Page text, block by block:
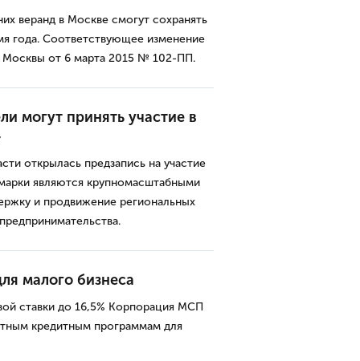
веранд в Москве смогут сохранять
года. Соответствующее изменение
Москвы от 6 марта 2015 № 102-ПП.
могут принять участие в
открылась предзапись на участие
являются крупномасштабными
и продвижение региональных
малого бизнеса
ставки до 16,5% Корпорация МСП
кредитным программам для